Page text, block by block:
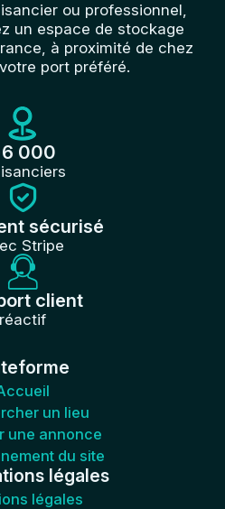
ou professionnel,
un espace de stockage
à proximité de chez
port préféré.
000
sécurisé
Stripe
client
réactif
un lieu
une annonce
du site
légales
légales